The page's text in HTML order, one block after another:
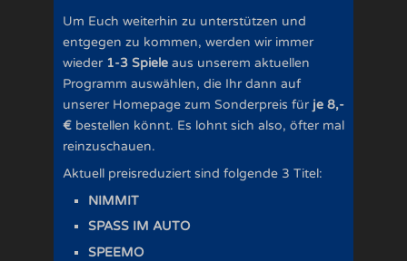
Um Euch weiterhin zu unterstützen und
entgegen zu kommen, werden wir immer
wieder 1-3 Spiele aus unserem aktuellen
Programm auswählen, die Ihr dann auf
unserer Homepage zum Sonderpreis für je 8,-
€ bestellen könnt. Es lohnt sich also, öfter mal
reinzuschauen.
Aktuell preisreduziert sind folgende 3 Titel:
NIMMIT
SPASS IM AUTO
SPEEMO